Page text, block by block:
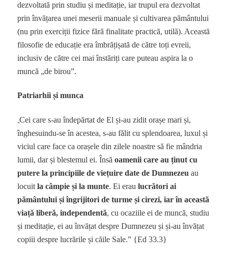
dezvoltată prin studiu și meditație, iar trupul era dezvoltat
prin învățarea unei meserii manuale și cultivarea pământului
(nu prin exerciții fizice fără finalitate practică, utilă). Această
filosofie de educație era îmbrățișată de către toți evreii,
inclusiv de către cei mai înstăriți care puteau aspira la o
muncă „de birou”.
Patriarhii și munca
„Cei care s-au îndepărtat de El și-au zidit orașe mari și,
înghesuindu-se în acestea, s-au fălit cu splendoarea, luxul și
viciul care face ca orașele din zilele noastre să fie mândria
lumii, dar și blestemul ei. Însăoamenii care au ținut cu
putere la principiile de viețuire date de Dumnezeu au
locuit la câmpie și la munte. Ei eraulucrători ai
pământului și îngrijitori de turme și cirezi, iar în această
viață liberă, independentă, cu ocaziile ei de muncă, studiu
și meditație, ei au învățat despre Dumnezeu și și-au învățat
copiii despre lucrările și căile Sale.” {Ed 33.3}